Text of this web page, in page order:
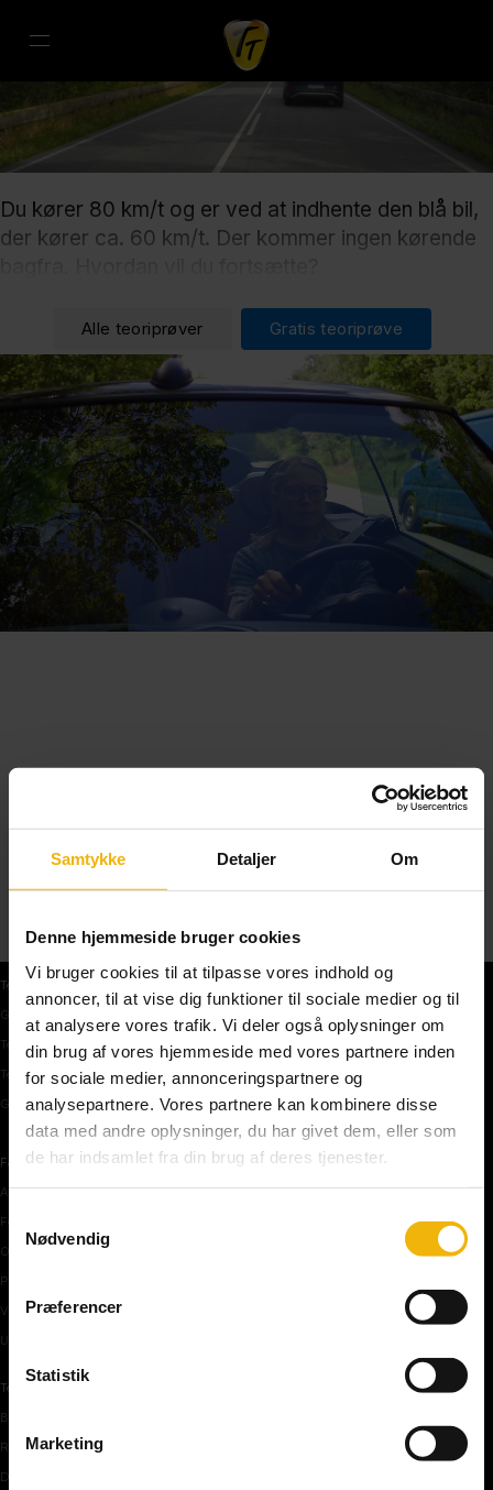
Samtykke Detaljer Om
Denne hjemmeside bruger cookies
Vi bruger cookies til at tilpasse vores indhold og
annoncer, til at vise dig funktioner til sociale medier og til
at analysere vores trafik. Vi deler også oplysninger om
din brug af vores hjemmeside med vores partnere inden
for sociale medier, annonceringspartnere og
analysepartnere. Vores partnere kan kombinere disse
data med andre oplysninger, du har givet dem, eller som
de har indsamlet fra din brug af deres tjenester.
Nødvendig
Præferencer
Statistik
Marketing
Du kører 80 km/t og er ved at indhente den blå bil,
der kører ca. 60 km/t. Der kommer ingen kørende
Alle teoriprøver Gratis teoriprøve
Teoriprøver
Gratis teoriprøve
Teoriprøver oversigt
Teoriprøver – pakker/priser
Generhvervelse af kørekort
Færdselstavler
Advarselstavler
Forbudstavler
Oplysningstavler
Påbudstavler
Vigepligtstavler
Undertavler
Teoriundervisning
Bilens teknik
Risikoforhold
De første manøvre på vej